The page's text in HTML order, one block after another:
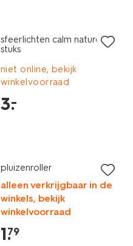
sfeerlichten calm naturel 18
stuks
niet online, bekijk
winkelvoorraad
3.
–
pluizenroller
alleen verkrijgbaar in de
winkels, bekijk
winkelvoorraad
1.
79